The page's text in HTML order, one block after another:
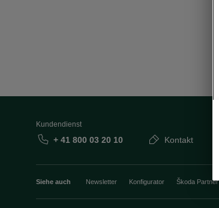
Kundendienst
+ 41 800 03 20 10 Kontakt
Siehe auch Newsletter Konfigurator Škoda Partner